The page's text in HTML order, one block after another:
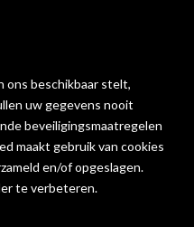
ons beschikbaar stelt,
uw gegevens nooit
beveiligingsmaatregelen
maakt gebruik van cookies
en/of opgeslagen.
te verbeteren.